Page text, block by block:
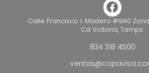
Calle Francisco I. Madero #940
Cd Victoria, Tamps.
834 318 4500